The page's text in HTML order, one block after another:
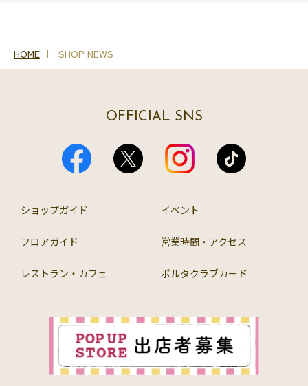
HOME SHOP NEWS
OFFICIAL SNS
ショップガイド イベント
フロアガイド 営業時間・アクセス
レストラン・カフェ ポルタクラブカード